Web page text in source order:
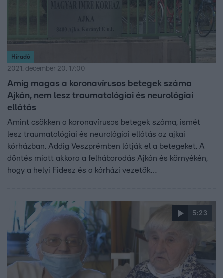
Híradó
2021. december 20. 17:00
Amíg magas a koronavírusos betegek száma
Ajkán, nem lesz traumatológiai és neurológiai
ellátás
Amint csökken a koronavírusos betegek száma, ismét
lesz traumatológiai és neurológiai ellátás az ajkai
kórházban. Addig Veszprémben látják el a betegeket. A
döntés miatt akkora a felháborodás Ajkán és környékén,
hogy a helyi Fidesz és a kórházi vezetők
kaptak megfelelő tájékoztatást az átszervezésről.
5:23